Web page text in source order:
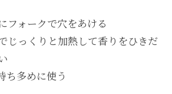
フォークで穴をあける
じっくりと加熱して香りをひきだ
ち多めに使う